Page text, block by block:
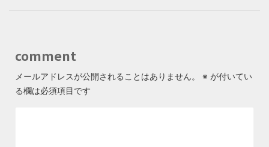
comment
メールアドレスが公開されることはありません。 ※ が付いてい
る欄は必須項目です